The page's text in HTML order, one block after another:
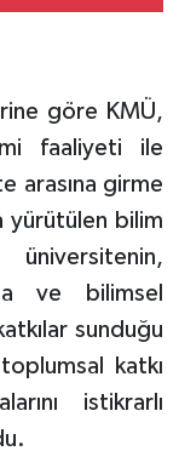
göre KMÜ,
faaliyeti ile
arasına girme
yürütülen bilim
ve bilimsel
sunduğu
katkı
istikrarlı